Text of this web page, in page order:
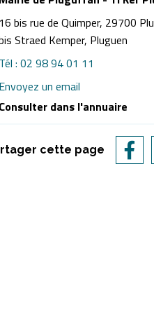
bis rue de Quimper, 29700
Straed Kemper, Pluguen
: 02 98 94 01 11
un email
dans l'annuaire
cette page